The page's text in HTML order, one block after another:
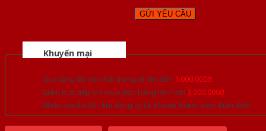
Khuyến mại
Quà tặng đồ nội thất trang trí lên đến 1.000.000đ
Giảm trực tiếp khi mua đơn hàng lớn hơn 3.000.000đ
Nhiều ưu đãi lớn khi đăng ký tài khoản thành viên thân thiết